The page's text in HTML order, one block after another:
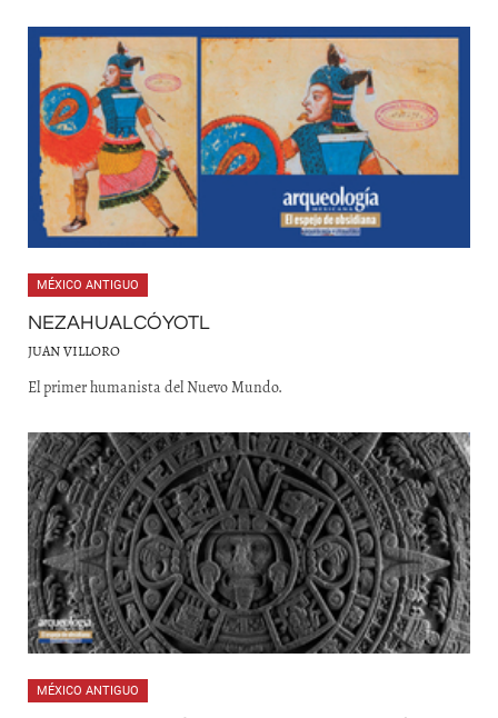
MÉXICO ANTIGUO
NEZAHUALCÓYOTL
JUAN VILLORO
El primer humanista del Nuevo Mundo.
MÉXICO ANTIGUO